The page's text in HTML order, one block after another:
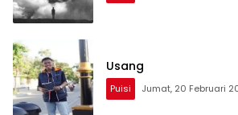
Usang
Puisi Jumat, 20 Februari